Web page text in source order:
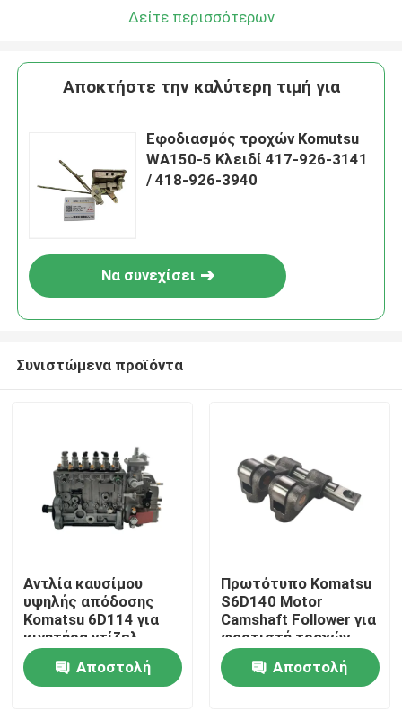
Αρχική Σελίδα
Προϊόντα
Δείτε περισσότερων
Αποκτήστε την καλύτερη τιμή για
Εφοδιασμός τροχών Komutsu
WA150-5 Κλειδί 417-926-3141
/ 418-926-3940
Να συνεχίσει
Συνιστώμενα προϊόντα
Αντλία καυσίμου
υψηλής απόδοσης
Komatsu 6D114 για
κινητήρα ντίζελ
6743-71-1131 για
εξορυκτήρα PC300
Αποστολή
Πρωτότυπο Komatsu
S6D140 Motor
Camshaft Follower για
φορτιστή τροχών
WA500-3
Αποστολή